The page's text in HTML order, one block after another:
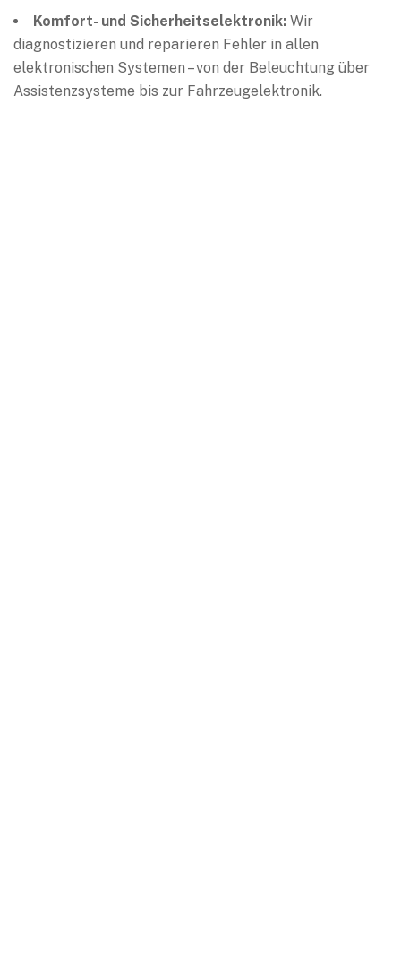
Komfort- und Sicherheitselektronik: Wir
diagnostizieren und reparieren Fehler in allen
elektronischen Systemen – von der Beleuchtung über
Assistenzsysteme bis zur Fahrzeugelektronik.